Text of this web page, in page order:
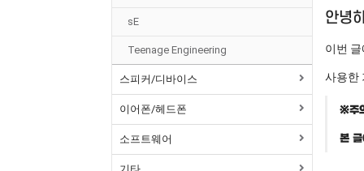
sE
Teenage Engineering
스피커/디바이스
이어폰/헤드폰
소프트웨어
안녕
이번
사용한
※주
본